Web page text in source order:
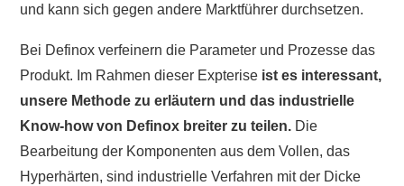
und kann sich gegen andere Marktführer durchsetzen.
Bei Definox verfeinern die Parameter und Prozesse das
Produkt. Im Rahmen dieser Expterise ist es interessant,
unsere Methode zu erläutern und das industrielle
Know-how von Definox breiter zu teilen. Die
Bearbeitung der Komponenten aus dem Vollen, das
Hyperhärten, sind industrielle Verfahren mit der Dicke